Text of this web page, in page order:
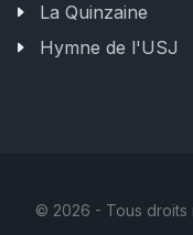
La Quinzaine
Hymne de l'USJ
© 2026 - Tous